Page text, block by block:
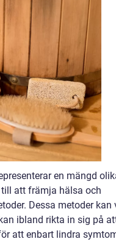
en mängd
att främja hälsa och
Dessa metoder kan
ibland rikta in sig på
att enbart lindra